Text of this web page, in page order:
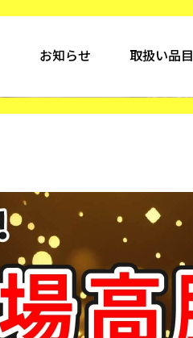
お知らせ 取扱い品目